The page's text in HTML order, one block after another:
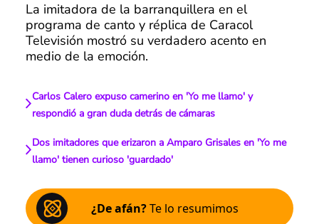
La imitadora de la barranquillera en el
programa de canto y réplica de Caracol
Televisión mostró su verdadero acento en
medio de la emoción.
Carlos Calero expuso camerino en 'Yo me llamo' y
respondió a gran duda detrás de cámaras
Dos imitadores que erizaron a Amparo Grisales en 'Yo me
llamo' tienen curioso 'guardado'
¿De afán?Te lo resumimos